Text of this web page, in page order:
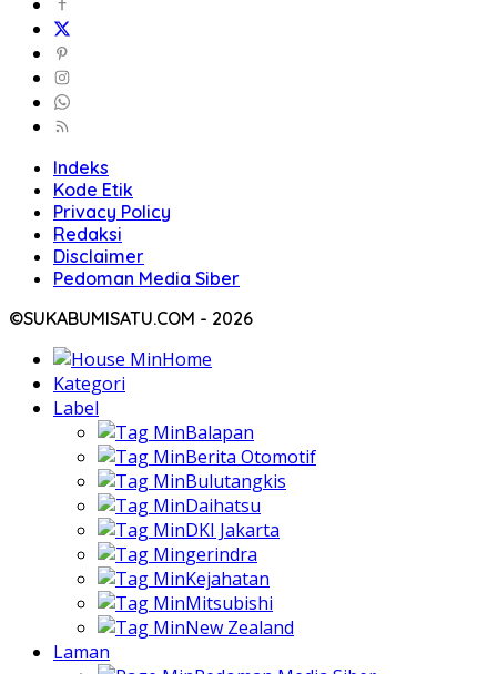
Indeks
Kode Etik
Privacy Policy
Redaksi
Disclaimer
Pedoman Media Siber
©SUKABUMISATU.COM - 2026
Home
Kategori
Label
Balapan
Berita Otomotif
Bulutangkis
Daihatsu
DKI Jakarta
gerindra
Kejahatan
Mitsubishi
New Zealand
Laman